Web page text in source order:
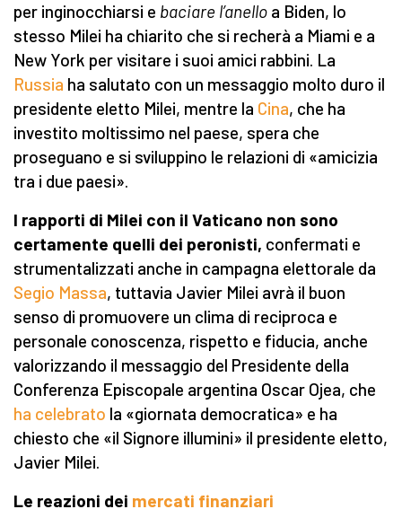
per inginocchiarsi e baciare l’anello a Biden, lo
stesso Milei ha chiarito che si recherà a Miami e a
New York per visitare i suoi amici rabbini. La
Russia ha salutato con un messaggio molto duro il
presidente eletto Milei, mentre la Cina, che ha
investito moltissimo nel paese, spera che
proseguano e si sviluppino le relazioni di «amicizia
tra i due paesi».
I rapporti di Milei con il Vaticano non sono
certamente quelli dei peronisti, confermati e
strumentalizzati anche in campagna elettorale da
Segio Massa, tuttavia Javier Milei avrà il buon
senso di promuovere un clima di reciproca e
personale conoscenza, rispetto e fiducia, anche
valorizzando il messaggio del Presidente della
Conferenza Episcopale argentina Oscar Ojea, che
ha celebrato la «giornata democratica» e ha
chiesto che «il Signore illumini» il presidente eletto,
Javier Milei.
Le reazioni dei mercati finanziari